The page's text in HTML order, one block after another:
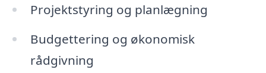
Projektstyring og planlægning
Budgettering og økonomisk
rådgivning